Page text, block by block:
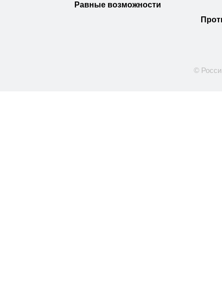
Равные возможности
©